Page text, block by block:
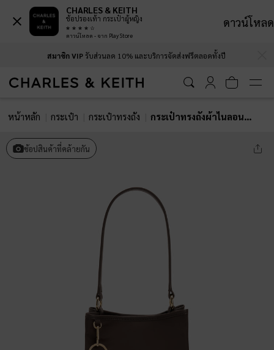
สมาชิก VIPรับส่วนลด 10% และบริการจัดส่งฟรีตลอดทั้งปี
หน้าหลัก กระเป๋า กระเป๋าทรงถัง กระเป๋าทรงถังผ้าไนลอนรุ่น Levy
ช้อปสินค้าที่คล้ายกัน
CHARLES & KEITH
ช้อปรองเท้า กระเป๋าผู้หญิง
ดาวน์โหลด - จาก Play Store
ดาวน์โหลด